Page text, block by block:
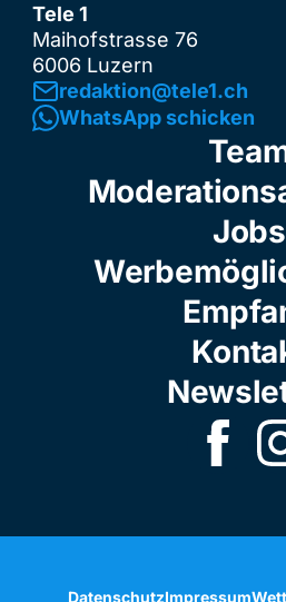
Tele 1
Maihofstrasse 76
6006 Luzern
redaktion@tele1.ch
WhatsApp schicken
Jobs
DatenschutzImpressum